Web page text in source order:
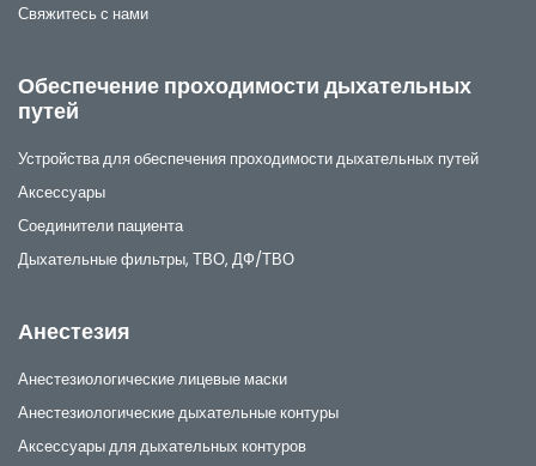
Свяжитесь с нами
Обеспечение проходимости дыхательных
путей
Устройства для обеспечения проходимости дыхательных путей
Аксессуары
Соединители пациента
Дыхательные фильтры, ТВО, ДФ/ТВО
Анестезия
Анестезиологические лицевые маски
Анестезиологические дыхательные контуры
Аксессуары для дыхательных контуров